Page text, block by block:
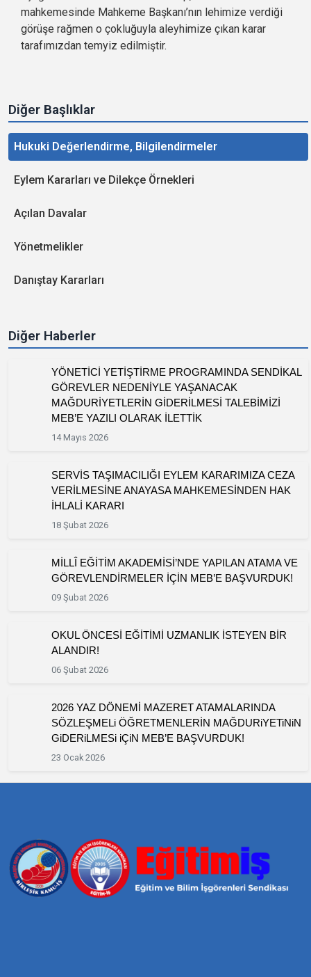
Diğer Başlıklar
Hukuki Değerlendirme, Bilgilendirmeler
Eylem Kararları ve Dilekçe Örnekleri
Açılan Davalar
Yönetmelikler
Danıştay Kararları
Diğer Haberler
YÖNETİCİ YETİŞTİRME PROGRAMINDA SENDİKAL
GÖREVLER NEDENİYLE YAŞANACAK
MAĞDURİYETLERİN GİDERİLMESİ TALEBİMİZİ
MEB’E YAZILI OLARAK İLETTİK
14 Mayıs 2026
SERVİS TAŞIMACILIĞI EYLEM KARARIMIZA CEZA
VERİLMESİNE ANAYASA MAHKEMESİNDEN HAK
İHLALİ KARARI
18 Şubat 2026
MİLLÎ EĞİTİM AKADEMİSİ’NDE YAPILAN ATAMA VE
GÖREVLENDİRMELER İÇİN MEB’E BAŞVURDUK!
09 Şubat 2026
OKUL ÖNCESİ EĞİTİMİ UZMANLIK İSTEYEN BİR
ALANDIR!
06 Şubat 2026
2026 YAZ DÖNEMİ MAZERET ATAMALARINDA
SÖZLEŞMELi ÖĞRETMENLERİN MAĞDURiYETiNiN
GiDERiLMESi iÇiN MEB’E BAŞVURDUK!
23 Ocak 2026
mahkemesinde Mahkeme Başkanı’nın lehimize verdiği
görüşe rağmen o çokluğuyla aleyhimize çıkan karar
tarafımızdan temyiz edilmiştir.